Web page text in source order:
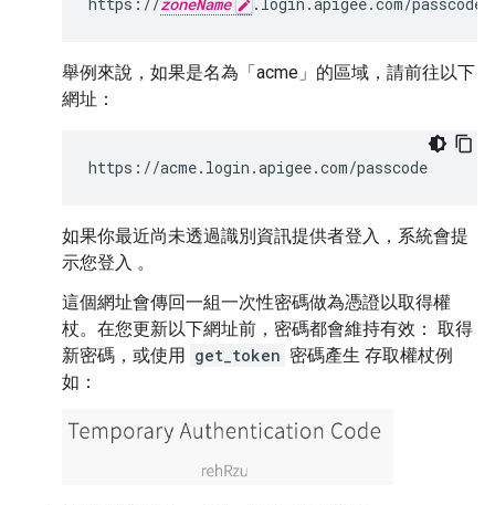
https://zoneName .login.apigee.com/passcode
舉例來說，如果是名為「acme」的區域，請前往以下
網址：
https://acme.login.apigee.com/passcode
如果你最近尚未透過識別資訊提供者登入，系統會提
示您登入 。
這個網址會傳回一組一次性密碼做為憑證以取得權
杖。在您更新以下網址前，密碼都會維持有效： 取得
新密碼，或使用
get_token 密碼產生 存取權杖例
如：